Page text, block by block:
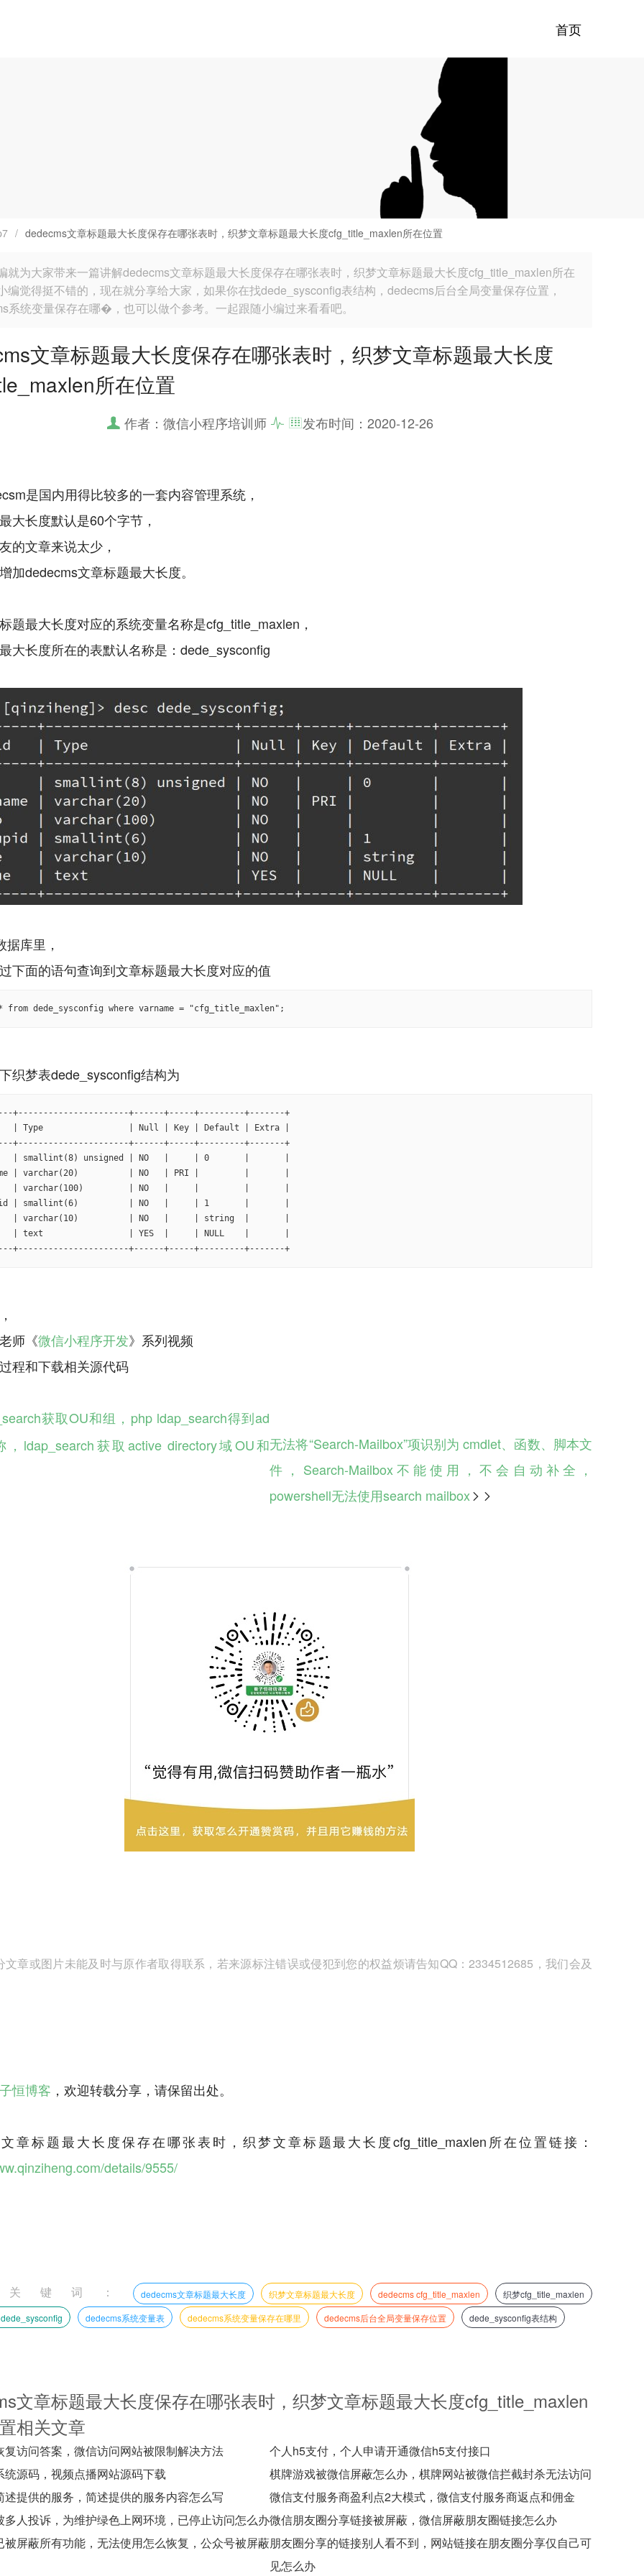
首页
/ dedecms文章标题最大长度保存在哪张表时，织梦文章标题最大长度cfg_title_maxlen所在位置
就为大家带来一篇讲解dedecms文章标题最大长度保存在哪张表时，织梦文章标题最大长度cfg_title_maxlen所在
编觉得挺不错的，现在就分享给大家，如果你在找dede_sysconfig表结构，dedecms后台全局变量保存位置，
系统变量保存在哪�，也可以做个参考。一起跟随小编过来看看吧。
文章标题最大长度保存在哪张表时，织梦文章标题最大长度
所在位置
作者：微信小程序培训师 发布时间： 2020-12-26
是国内用得比较多的一套内容管理系统，
大长度默认是60个字节，
的文章来说太少，
加dedecms文章标题最大长度。
题最大长度对应的系统变量名称是cfg_title_maxlen，
大长度所在的表默认名称是：dede_sysconfig
据库里，
dede_sysconfig where varname = "cfg_title_maxlen";
+----------------------+------+-----+---------+-------+
| Type                 | Null | Key | Default | Extra |
+----------------------+------+-----+---------+-------+
| smallint(8) unsigned | NO   |     | 0       |       |
| varchar(20)          | NO   | PRI |         |       |
| varchar(100)         | NO   |     |         |       |
| smallint(6)          | NO   |     | 1       |       |
| varchar(10)          | NO   |     | string  |       |
| text                 | YES  |     | NULL    |       |
+----------------------+------+-----+---------+-------+
师《微信小程序开发》系列视频
获取OU和组，php ldap_search得到ad
ldap_search获取active directory域OU和无法将“Search-Mailbox”项识别为 cmdlet、函数、脚本文
件，Search-Mailbox不能使用，不会自动补全，
powershell无法使用search mailbox 
文章或图片未能及时与原作者取得联系，若来源标注错误或侵犯到您的权益烦请告知QQ：2334512685，我们会及
恒博客 ，欢迎转载分享，请保留出处。
文章标题最大长度保存在哪张表时，织梦文章标题最大长度cfg_title_maxlen所在位置链接：
details/9555/
关键词： dedecms文章标题最大长度 织梦文章标题最大长度 dedecms cfg_title_maxlen
织梦cfg_title_maxlen
dedecms系统变量表 dedecms系统变量保存在哪里 dedecms后台全局变量保存位置 dede_sysconfig表结构
文章标题最大长度保存在哪张表时，织梦文章标题最大长度cfg_title_maxlen
相关文章
复访问答案，微信访问网站被限制解决方法
个人h5支付，个人申请开通微信h5支付接口
统源码，视频点播网站源码下载
棋牌游戏被微信屏蔽怎么办，棋牌网站被微信拦截封杀无法访问
述提供的服务，简述提供的服务内容怎么写
微信支付服务商盈利点2大模式，微信支付服务商返点和佣金
多人投诉，为维护绿色上网环境，已停止访问怎么办微信朋友圈分享链接被屏蔽，微信屏蔽朋友圈链接怎么办
被屏蔽所有功能，无法使用怎么恢复，公众号被屏蔽朋友圈分享的链接别人看不到，网站链接在朋友圈分享仅自己可
见怎么办